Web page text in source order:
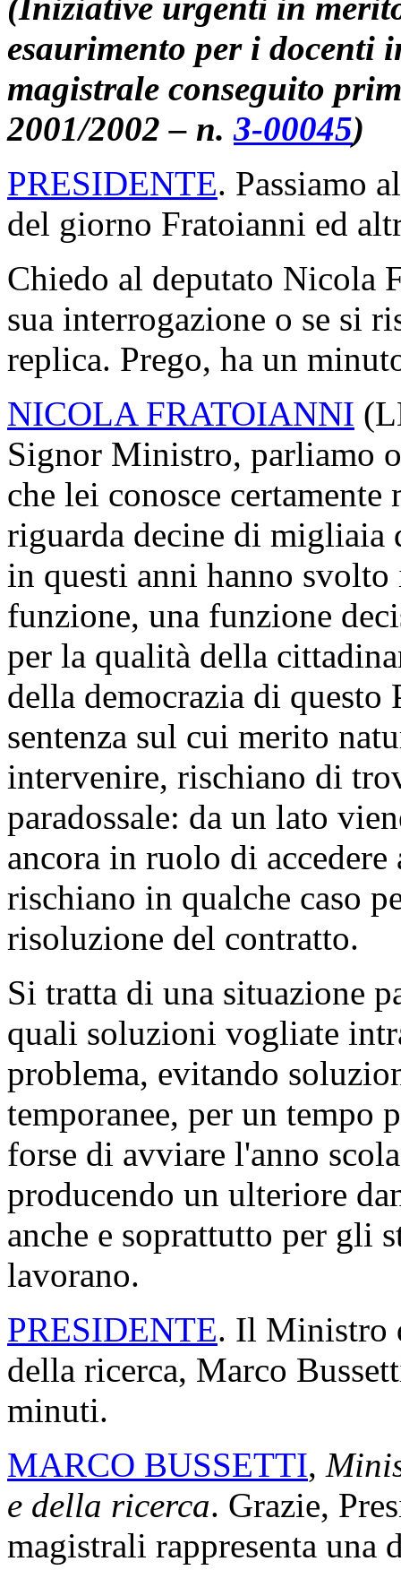
esaurimento per i docenti
magistrale conseguito
2001/2002 – n.3-00045)
PRESIDENTE. Passiamo
del giorno Fratoianni ed
Chiedo al deputato Nicola
sua interrogazione o se si
replica. Prego, ha un
NICOLA FRATOIANNI (
Signor Ministro, parliamo
che lei conosce
riguarda decine di migliaia
in questi anni hanno
funzione, una funzione
per la qualità della
della democrazia di questo
sentenza sul cui merito
intervenire, rischiano di
paradossale: da un lato
ancora in ruolo di
rischiano in qualche caso
risoluzione del contratto.
Si tratta di una situazione
quali soluzioni vogliate
problema, evitando
temporanee, per un tempo
forse di avviare l'anno
producendo un ulteriore
anche e soprattutto per gli
lavorano.
PRESIDENTE. Il Ministro
della ricerca, Marco
minuti.
MARCO BUSSETTI,
e della ricerca. Grazie,
magistrali rappresenta una